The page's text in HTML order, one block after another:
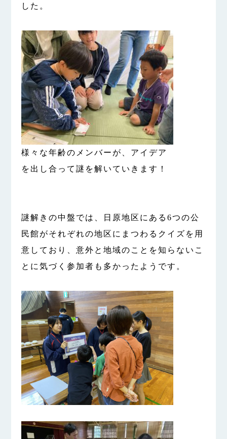
した。
様々な年齢のメンバーが、アイデア
を出し合って謎を解いていきます！
謎解きの中盤では、日原地区にある6つの公
民館がそれぞれの地区にまつわるクイズを用
意しており、意外と地域のことを知らないこ
とに気づく参加者も多かったようです。